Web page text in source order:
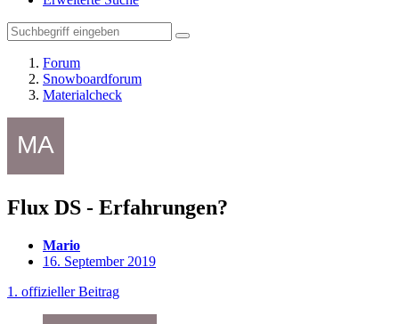
Forum
Snowboardforum
Materialcheck
Flux DS - Erfahrungen?
Mario
16. September 2019
1. offizieller Beitrag